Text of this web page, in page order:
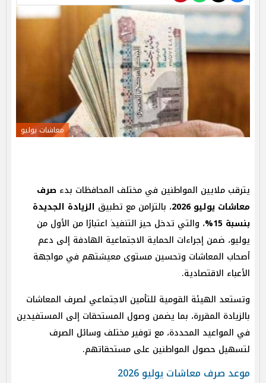
معاشات يوليو
يترقب ملايين المواطنين في مختلف المحافظات بدء صرف
معاشات يوليو 2026
، بالتزامن مع تطبيق الزيادة الجديدة
بنسبة 15%
، والتي تدخل حيز التنفيذ اعتبارًا من الأول من
يوليو، ضمن إجراءات الحماية الاجتماعية الهادفة إلى دعم
أصحاب المعاشات وتحسين مستوى معيشتهم في مواجهة
الأعباء الاقتصادية.
وتستعد الهيئة القومية للتأمين الاجتماعي لصرف المعاشات
بالزيادة المقررة، بما يضمن وصول المستحقات إلى المستفيدين
في المواعيد المحددة، مع توفير مختلف وسائل الصرف
لتسهيل حصول المواطنين على مستحقاتهم.
موعد صرف معاشات يوليو 2026